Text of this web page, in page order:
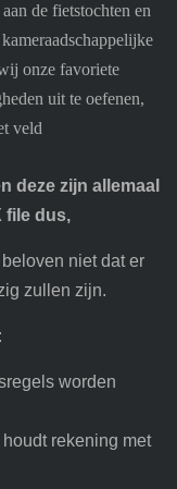
de fietstochten en
onze favoriete
uit te oefenen,
veld
deze zijn allemaal
file dus,
niet dat er
zullen zijn.
worden
rekening met